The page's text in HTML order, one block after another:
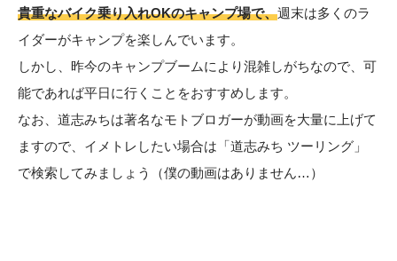
貴重なバイク乗り入れOKのキャンプ場で、週末は多くのラ
イダーがキャンプを楽しんでいます。
しかし、昨今のキャンプブームにより混雑しがちなので、可
能であれば平日に行くことをおすすめします。
なお、道志みちは著名なモトブロガーが動画を大量に上げて
ますので、イメトレしたい場合は「道志みち ツーリング」
で検索してみましょう（僕の動画はありません…）